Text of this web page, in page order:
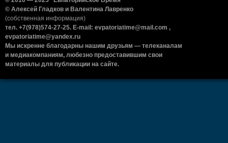
© Алексей Гладков и Валентина Лавренко
(собственная информация)
тел. +7(978)574-27-25. E-mail: evpatoriatime@mail.com ,
evpatoriatime@yandex.ru
Мы искренне благодарны нашим друзьям — телеканалам
и медиакомпаниям, любезно предоставившим свои
материалы для публикации на сайте.